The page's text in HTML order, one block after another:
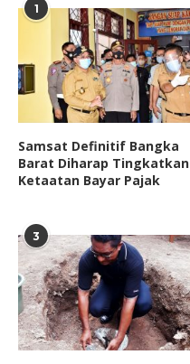
1
Samsat Definitif Bangka
Barat Diharap Tingkatkan
Ketaatan Bayar Pajak
3